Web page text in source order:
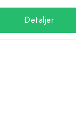
Detaljer